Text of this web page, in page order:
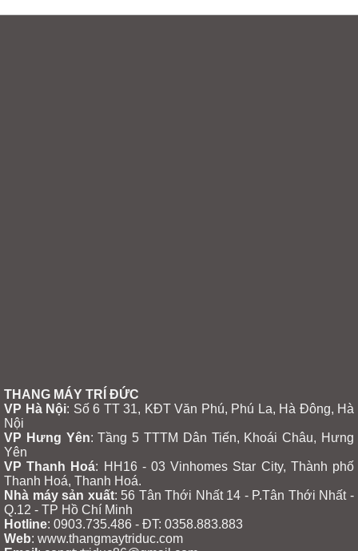
THANG MÁY TRÍ ĐỨC
VP Hà Nội: Số 6 TT 31, KĐT Văn Phú, Phú La, Hà Đông, Hà
Nội
VP Hưng Yên: Tầng 5 TTTM Dân Tiến, Khoái Châu, Hưng
Yên
VP Thanh Hoá: HH16 - 03 Vinhomes Star City, Thành phố
Thanh Hoá, Thanh Hoá.
Nhà máy sản xuất: 56 Tân Thới Nhất 14 - P.Tân Thới Nhất -
Q.12 - TP Hồ Chí Minh
Hotline: 0903.735.486 - ĐT: 0358.883.883
Web: www.thangmaytriduc.com